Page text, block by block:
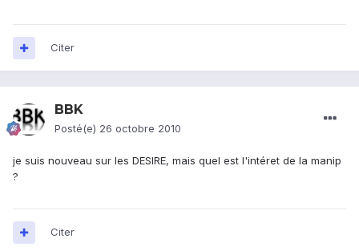
Citer
BBK
Posté(e) 26 octobre 2010
je suis nouveau sur les DESIRE, mais quel est l'intéret de la manip
?
Citer